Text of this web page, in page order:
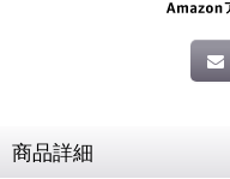
商品詳細